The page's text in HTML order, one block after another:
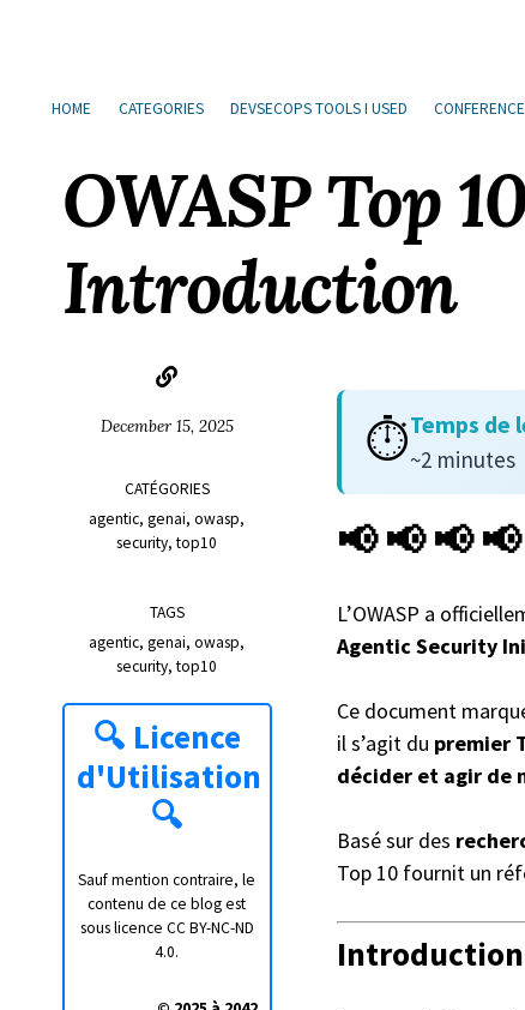
liens
navigation
HOME CATEGORIES DEVSECOPS TOOLS I USED
OWASP Top
Introduction
December 15, 2025
CATÉGORIES
agentic genai owasp
security top10
TAGS
agentic genai owasp
security top10
🔍 Licence
d'Utilisation
🔍
Sauf mention contraire, le
contenu de ce blog est
sous licence CC BY-NC-ND
4.0.
⏱️Temps de
~2 minutes
📢 📢 📢
L’OWASP a
Agentic Security
Ce document
il s’agit du premier
décider et agir de
Basé sur des
Top 10 fournit un
Introduction